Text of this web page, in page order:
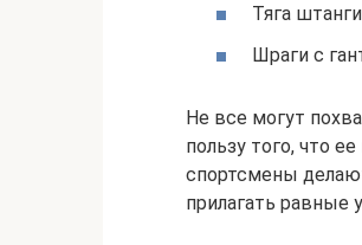
Тяга
Шраги с
Не все могут
пользу того, что
спортсмены
прилагать равные